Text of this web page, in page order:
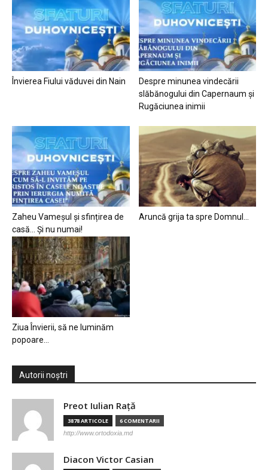
Învierea Fiului văduvei din Nain
Despre minunea vindecării
slăbănogului din Capernaum și
Rugăciunea inimii
Zaheu Vameșul și sfințirea de
casă… Și nu numai!
Aruncă grija ta spre Domnul…
Ziua Învierii, să ne luminăm
popoare…
Autorii noștri
Preot Iulian Raţă
3878 ARTICOLE 6 COMENTARII
http://www.ortodoxia.md
Diacon Victor Casian